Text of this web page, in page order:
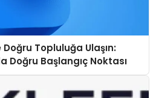
Topluluğa Ulaşın:
Doğru Başlangıç Noktası